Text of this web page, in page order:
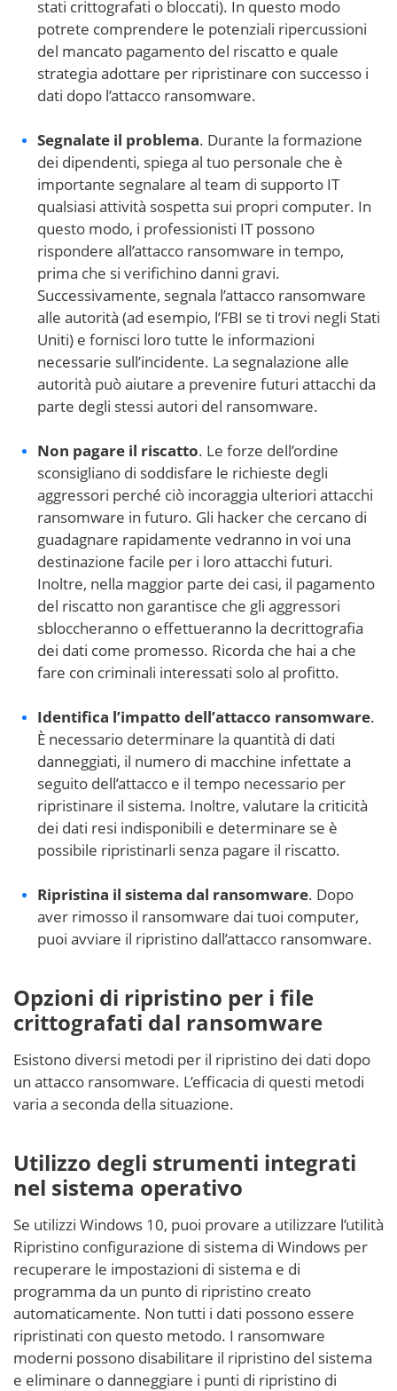
stati crittografati o bloccati). In questo modo
potrete comprendere le potenziali ripercussioni
del mancato pagamento del riscatto e quale
strategia adottare per ripristinare con successo i
dati dopo l’attacco ransomware.
Segnalate il problema. Durante la formazione
dei dipendenti, spiega al tuo personale che è
importante segnalare al team di supporto IT
qualsiasi attività sospetta sui propri computer. In
questo modo, i professionisti IT possono
rispondere all’attacco ransomware in tempo,
prima che si verifichino danni gravi.
Successivamente, segnala l’attacco ransomware
alle autorità (ad esempio, l’FBI se ti trovi negli Stati
Uniti) e fornisci loro tutte le informazioni
necessarie sull’incidente. La segnalazione alle
autorità può aiutare a prevenire futuri attacchi da
parte degli stessi autori del ransomware.
Non pagare il riscatto. Le forze dell’ordine
sconsigliano di soddisfare le richieste degli
aggressori perché ciò incoraggia ulteriori attacchi
ransomware in futuro. Gli hacker che cercano di
guadagnare rapidamente vedranno in voi una
destinazione facile per i loro attacchi futuri.
Inoltre, nella maggior parte dei casi, il pagamento
del riscatto non garantisce che gli aggressori
sbloccheranno o effettueranno la decrittografia
dei dati come promesso. Ricorda che hai a che
fare con criminali interessati solo al profitto.
Identifica l’impatto dell’attacco ransomware.
È necessario determinare la quantità di dati
danneggiati, il numero di macchine infettate a
seguito dell’attacco e il tempo necessario per
ripristinare il sistema. Inoltre, valutare la criticità
dei dati resi indisponibili e determinare se è
possibile ripristinarli senza pagare il riscatto.
Ripristina il sistema dal ransomware. Dopo
aver rimosso il ransomware dai tuoi computer,
puoi avviare il ripristino dall’attacco ransomware.
Opzioni di ripristino per i file
crittografati dal ransomware
Esistono diversi metodi per il ripristino dei dati dopo
un attacco ransomware. L’efficacia di questi metodi
varia a seconda della situazione.
Utilizzo degli strumenti integrati
nel sistema operativo
Se utilizzi Windows 10, puoi provare a utilizzare l’utilità
Ripristino configurazione di sistema di Windows per
recuperare le impostazioni di sistema e di
programma da un punto di ripristino creato
automaticamente. Non tutti i dati possono essere
ripristinati con questo metodo. I ransomware
moderni possono disabilitare il ripristino del sistema
e eliminare o danneggiare i punti di ripristino di